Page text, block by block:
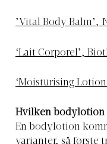
’Vital Body Balm’,
‘Lait Corporel’,
‘Moisturising
Hvilken bodylotion
En bodylotion
varianter, så første